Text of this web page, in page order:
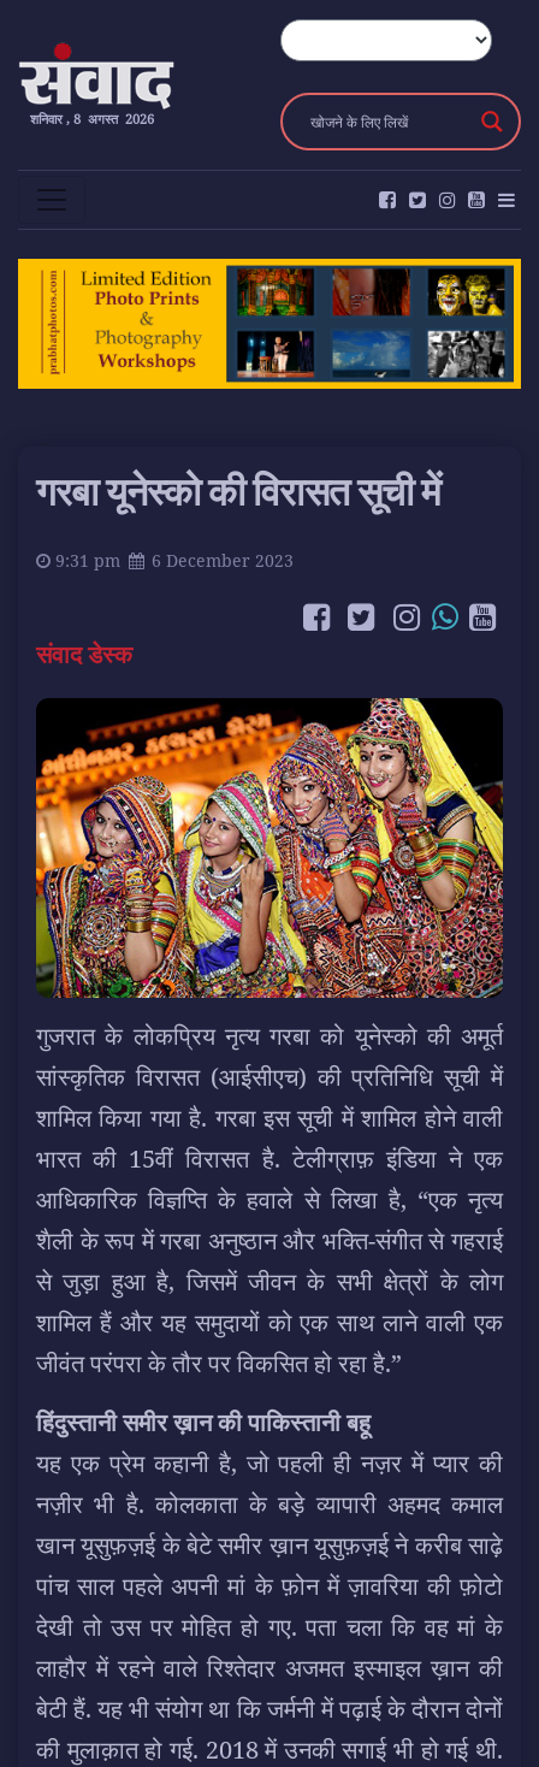
शनिवार , 8 अगस्त 2026
गरबा यूनेस्को की विरासत सूची में
9:31 pm 6 December 2023
संवाद डेस्क
गुजरात के लोकप्रिय नृत्य गरबा को यूनेस्को की अमूर्त
सांस्कृतिक विरासत (आईसीएच) की प्रतिनिधि सूची में
शामिल किया गया है. गरबा इस सूची में शामिल होने वाली
भारत की 15वीं विरासत है. टेलीग्राफ़ इंडिया ने एक
आधिकारिक विज्ञप्ति के हवाले से लिखा है, “एक नृत्य
शैली के रूप में गरबा अनुष्ठान और भक्ति-संगीत से गहराई
से जुड़ा हुआ है, जिसमें जीवन के सभी क्षेत्रों के लोग
शामिल हैं और यह समुदायों को एक साथ लाने वाली एक
जीवंत परंपरा के तौर पर विकसित हो रहा है.”
हिंदुस्तानी समीर ख़ान की पाकिस्तानी बहू
यह एक प्रेम कहानी है, जो पहली ही नज़र में प्यार की
नज़ीर भी है. कोलकाता के बड़े व्यापारी अहमद कमाल
खान यूसुफ़ज़ई के बेटे समीर ख़ान यूसुफ़ज़ई ने करीब साढ़े
पांच साल पहले अपनी मां के फ़ोन में ज़ावरिया की फ़ोटो
देखी तो उस पर मोहित हो गए. पता चला कि वह मां के
लाहौर में रहने वाले रिश्तेदार अजमत इस्माइल ख़ान की
बेटी हैं. यह भी संयोग था कि जर्मनी में पढ़ाई के दौरान दोनों
की मुलाक़ात हो गई. 2018 में उनकी सगाई भी हो गई थी.